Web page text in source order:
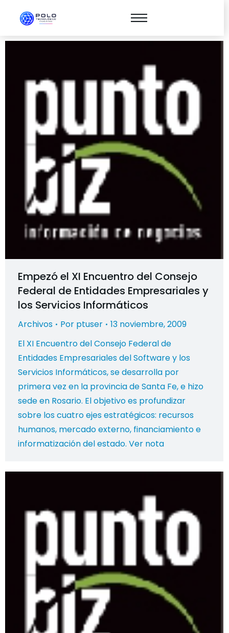
Empezó el XI Encuentro del Consejo
Federal de Entidades Empresariales y
los Servicios Informáticos
Archivos Por ptuser
13 noviembre, 2009
El XI Encuentro del Consejo Federal de
Entidades Empresariales del Software y los
Servicios Informáticos, se desarrolla por
primera vez en la provincia de Santa Fe, e hizo
sede en Rosario. El objetivo es profundizar
sobre los cuatro ejes estratégicos: recursos
humanos, mercado externo, financiamiento e
informatización del estado. Ver nota